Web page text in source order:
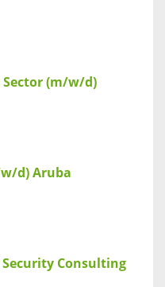
Sector (m/w/d)
d) Aruba
Consulting